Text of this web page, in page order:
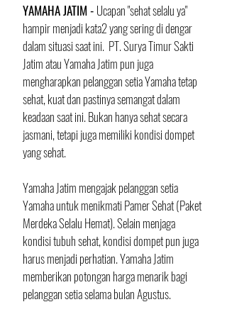
YAMAHA JATIM - Ucapan "sehat selalu ya"
hampir menjadi kata2 yang sering di dengar
dalam situasi saat ini.  PT. Surya Timur Sakti
Jatim atau Yamaha Jatim pun juga
mengharapkan pelanggan setia Yamaha tetap
sehat, kuat dan pastinya semangat dalam
keadaan saat ini. Bukan hanya sehat secara
jasmani, tetapi juga memiliki kondisi dompet
yang sehat.
Yamaha Jatim mengajak pelanggan setia
Yamaha untuk menikmati Pamer Sehat (Paket
Merdeka Selalu Hemat). Selain menjaga
kondisi tubuh sehat, kondisi dompet pun juga
harus menjadi perhatian. Yamaha Jatim
memberikan potongan harga menarik bagi
pelanggan setia selama bulan Agustus.